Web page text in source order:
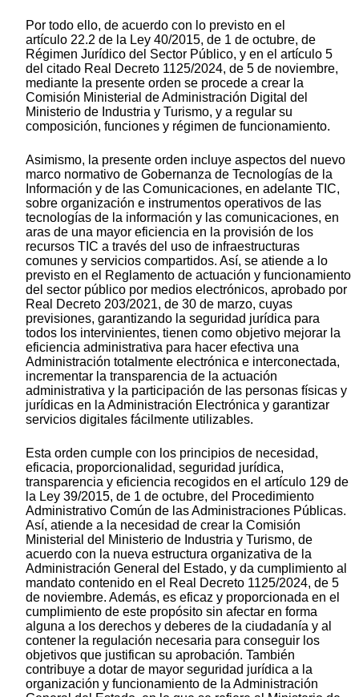
Por todo ello, de acuerdo con lo previsto en el
artículo 22.2 de la Ley 40/2015, de 1 de octubre, de
Régimen Jurídico del Sector Público, y en el artículo 5
del citado Real Decreto 1125/2024, de 5 de noviembre,
mediante la presente orden se procede a crear la
Comisión Ministerial de Administración Digital del
Ministerio de Industria y Turismo, y a regular su
composición, funciones y régimen de funcionamiento.
Asimismo, la presente orden incluye aspectos del nuevo
marco normativo de Gobernanza de Tecnologías de la
Información y de las Comunicaciones, en adelante TIC,
sobre organización e instrumentos operativos de las
tecnologías de la información y las comunicaciones, en
aras de una mayor eficiencia en la provisión de los
recursos TIC a través del uso de infraestructuras
comunes y servicios compartidos. Así, se atiende a lo
previsto en el Reglamento de actuación y funcionamiento
del sector público por medios electrónicos, aprobado por
Real Decreto 203/2021, de 30 de marzo, cuyas
previsiones, garantizando la seguridad jurídica para
todos los intervinientes, tienen como objetivo mejorar la
eficiencia administrativa para hacer efectiva una
Administración totalmente electrónica e interconectada,
incrementar la transparencia de la actuación
administrativa y la participación de las personas físicas y
jurídicas en la Administración Electrónica y garantizar
servicios digitales fácilmente utilizables.
Esta orden cumple con los principios de necesidad,
eficacia, proporcionalidad, seguridad jurídica,
transparencia y eficiencia recogidos en el artículo 129 de
la Ley 39/2015, de 1 de octubre, del Procedimiento
Administrativo Común de las Administraciones Públicas.
Así, atiende a la necesidad de crear la Comisión
Ministerial del Ministerio de Industria y Turismo, de
acuerdo con la nueva estructura organizativa de la
Administración General del Estado, y da cumplimiento al
mandato contenido en el Real Decreto 1125/2024, de 5
de noviembre. Además, es eficaz y proporcionada en el
cumplimiento de este propósito sin afectar en forma
alguna a los derechos y deberes de la ciudadanía y al
contener la regulación necesaria para conseguir los
objetivos que justifican su aprobación. También
contribuye a dotar de mayor seguridad jurídica a la
organización y funcionamiento de la Administración